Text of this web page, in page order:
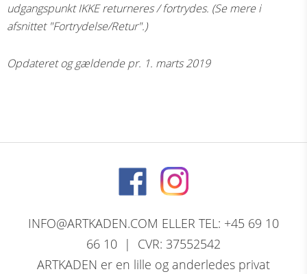
udgangspunkt IKKE returneres / fortrydes. (Se mere i
afsnittet "Fortrydelse/Retur".)
Opdateret og gældende pr. 1. marts 2019
INFO@ARTKADEN.COM ELLER TEL: +45 69 10
66 10 | CVR: 37552542
ARTKADEN er en lille og anderledes privat